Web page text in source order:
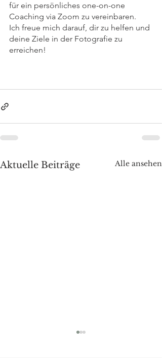
für ein persönliches one-on-one
Coaching via Zoom zu vereinbaren.
Ich freue mich darauf, dir zu helfen und
deine Ziele in der Fotografie zu
erreichen!
Aktuelle Beiträge Alle ansehen